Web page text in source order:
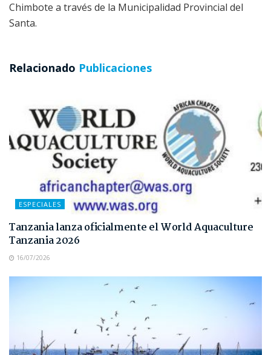
Chimbote a través de la Municipalidad Provincial del
Santa.
Relacionado Publicaciones
ESPECIALES
Tanzania lanza oficialmente el World Aquaculture
Tanzania 2026
16/07/2026